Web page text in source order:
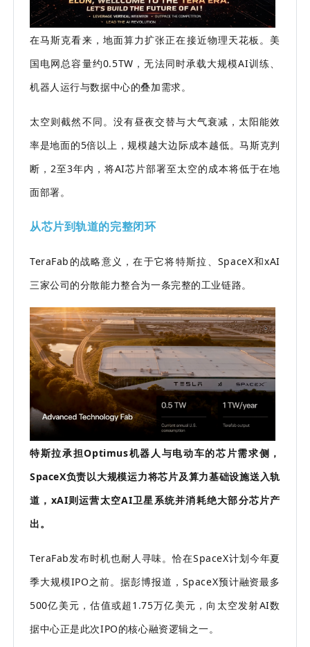
在马斯克看来，地面算力扩张正在接近物理天花板。美
国电网总容量约0.5TW，无法同时承载大规模AI训练、
机器人运行与数据中心的叠加需求。
太空则截然不同。没有昼夜交替与大气衰减，太阳能效
率是地面的5倍以上，规模越大边际成本越低。马斯克判
断，2至3年内，将AI芯片部署至太空的成本将低于在地
面部署。
从芯片到轨道的完整闭环
TeraFab的战略意义，在于它将特斯拉、SpaceX和xAI
三家公司的分散能力整合为一条完整的工业链路。
特斯拉承担Optimus机器人与电动车的芯片需求侧，
SpaceX负责以大规模运力将芯片及算力基础设施送入轨
道，xAI则运营太空AI卫星系统并消耗绝大部分芯片产
出。
TeraFab发布时机也耐人寻味。恰在SpaceX计划今年夏
季大规模IPO之前。据彭博报道，SpaceX预计融资最多
500亿美元，估值或超1.75万亿美元，向太空发射AI数
据中心正是此次IPO的核心融资逻辑之一。